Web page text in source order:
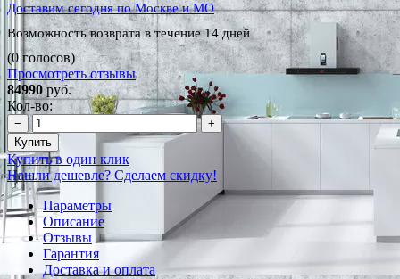
Доставим сегодня по Москве и МО
Возможность возврата в течение 14 дней
(0 голосов)
Просмотреть отзывы
84990руб.
Кол-во:
−
+
Купить
Купить в один клик
Нашли дешевле? Сделаем скидку!
Параметры
Описание
Отзывы
Гарантия
Доставка и оплата